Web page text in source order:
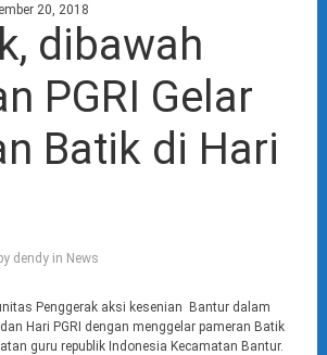
20, 2018
dibawah
PGRI Gelar
Batik di Hari
by dendyin News
Penggerak aksi kesenian Bantur dalam
Hari PGRI dengan menggelar pameran Batik
guru republik Indonesia Kecamatan Bantur.